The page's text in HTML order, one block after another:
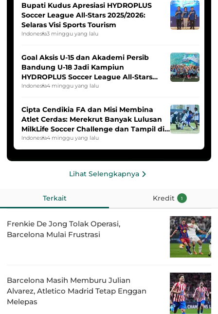
Bupati Kudus Apresiasi HYDROPLUS
Soccer League All-Stars 2025/2026:
Selaras Visi Sports Tourism
Indonesia3 minggu yang lalu
Goal Aksis U-15 dan Akademi Persib
Bandung U-18 Jadi Kampiun
HYDROPLUS Soccer League All-Stars
2025/2026
Indonesia4 minggu yang lalu
Cipta Cendikia FA dan Misi Membina
Atlet Cerdas: Merekrut Banyak Lulusan
MilkLife Soccer Challenge dan Tampil di
HYDROPLUS Soccer League
Indonesia4 minggu yang lalu
Lihat Selengkapnya
Terkait Kredit 1
Frenkie De Jong Tolak Operasi,
Barcelona Mulai Frustrasi
Barcelona Masih Memburu Julian
Alvarez, Atletico Madrid Tetap Enggan
Melepas